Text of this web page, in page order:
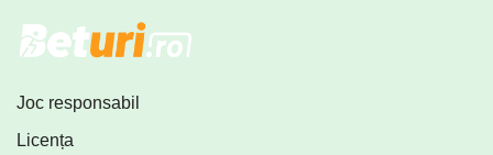
Joc responsabil
Licența